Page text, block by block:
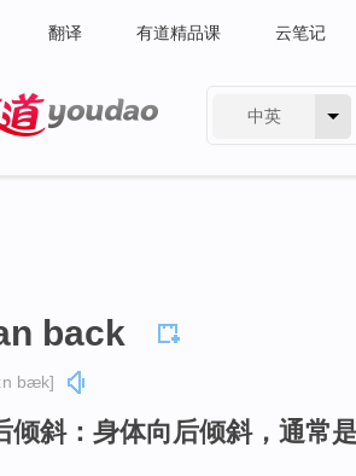
翻译 有道精品课 云笔记
中英
back
bæk]
倾斜：身体向后倾斜，通常